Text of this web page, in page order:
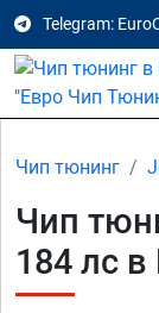
Telegram:
Чип тюнинг
Чип
184 лс